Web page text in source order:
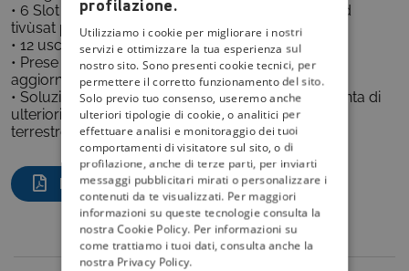
• 6 Slot CI (Common interface), 3 CAM e smartcard
tivùsat professionali.
• 12 uscite digitali terrestri DVB-T.
• Prese USB per la riproduzione di file TS e per
aggiornamento/configurazione.
• Soluzione espandibile fino a 6 moduli per l’aggiunta di
ulteriori programmi sia da satellite che da digitale
terrestre.
DOCUMENTO DEL MODULO
profilazione.
Utilizziamo i cookie per migliorare i nostri
servizi e ottimizzare la tua esperienza sul
nostro sito. Sono presenti cookie tecnici, per
permettere il corretto funzionamento del sito.
Solo previo tuo consenso, useremo anche
ulteriori tipologie di cookie, o analitici per
effettuare analisi e monitoraggio dei tuoi
comportamenti di visitatore sul sito, o di
profilazione, anche di terze parti, per inviarti
messaggi pubblicitari mirati o personalizzare i
contenuti da te visualizzati. Per maggiori
informazioni su queste tecnologie consulta la
nostra Cookie Policy. Per informazioni su
come trattiamo i tuoi dati, consulta anche la
nostra Privacy Policy.